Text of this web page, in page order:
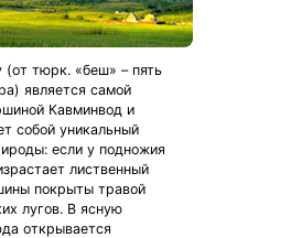
(от тюрк. «беш» – пять
является самой
Кавминвод и
собой уникальный
если у подножия
лиственный
покрыты травой
лугов. В ясную
открывается